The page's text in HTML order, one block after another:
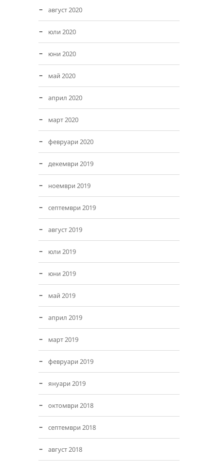
август 2020
юли 2020
юни 2020
май 2020
април 2020
март 2020
февруари 2020
декември 2019
ноември 2019
септември 2019
август 2019
юли 2019
юни 2019
май 2019
април 2019
март 2019
февруари 2019
януари 2019
октомври 2018
септември 2018
август 2018